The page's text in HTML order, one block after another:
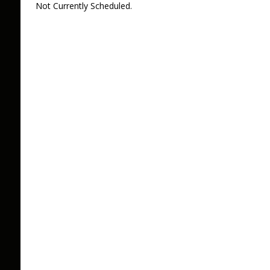
Not Currently Scheduled.